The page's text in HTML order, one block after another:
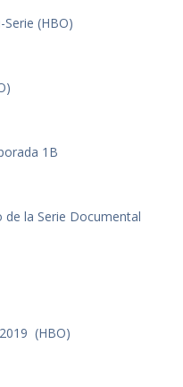
(HBO)
1B
de la Serie Documental
(HBO)